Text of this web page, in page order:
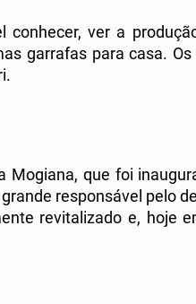
ver a
garrafas para casa.
Mogiana, que foi
responsável pelo
revitalizado e, hoje